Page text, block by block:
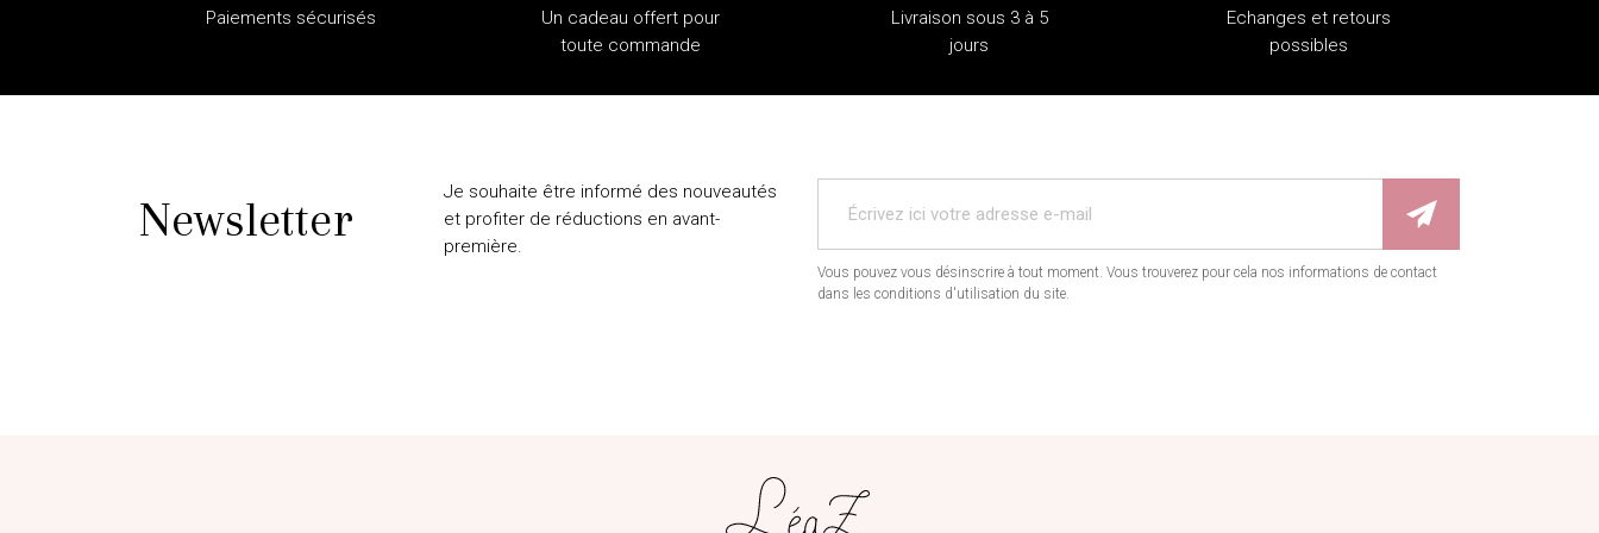
Paiements sécurisés
Un cadeau offert pour
toute commande
Livraison sous 3 à 5
jours
Echanges et retours
possibles
Newsletter
Je souhaite être informé des nouveautés
et profiter de réductions en avant-
première.
Vous pouvez vous désinscrire à tout moment. Vous trouverez pour cela nos informations de contact
dans les conditions d'utilisation du site.